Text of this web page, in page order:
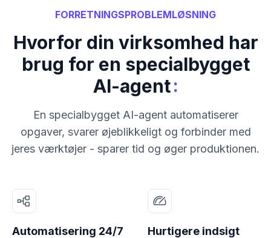
FORRETNINGSPROBLEMLØSNING
Hvorfor din virksomhed har
brug for en specialbygget
AI-agent:
En specialbygget AI-agent automatiserer
opgaver, svarer øjeblikkeligt og forbinder med
jeres værktøjer - sparer tid og øger produktionen.
Automatisering 24/7 Hurtigere indsigt